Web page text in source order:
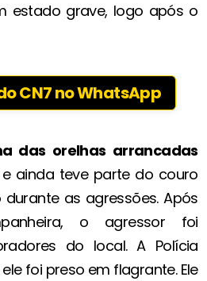
estado grave, logo após o
CN7 no WhatsApp
das orelhas arrancadas
e ainda teve parte do couro
as agressões. Após
o agressor foi
do local. A Polícia
foi preso em flagrante. Ele